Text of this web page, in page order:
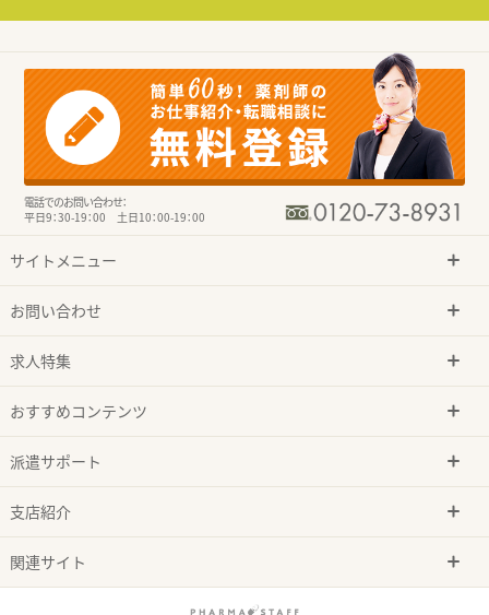
電話でのお問い合わせ：
平日9：30-19：00 土日10：00-19：00
サイトメニュー
お問い合わせ
求人特集
おすすめコンテンツ
派遣サポート
支店紹介
関連サイト